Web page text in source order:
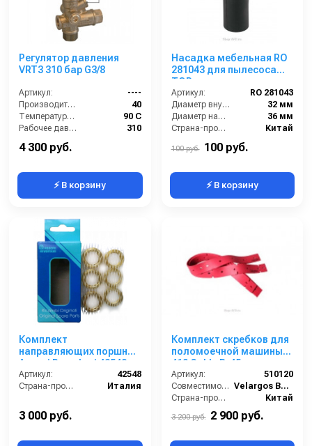
Регулятор давления
VRT3 310 бар G3/8
Артикул:
----
Производительность (л/мин):
40
Температура (°C):
90 С
Рабочее давление (бар):
310
4 300 руб.
⚡ В корзину
Насадка мебельная RO
281043 для пылесоса
TOR
Артикул:
RO 281043
Диаметр внутренний:
32 мм
Диаметр наружный:
36 мм
Страна-производитель:
Китай
100 руб. 100 руб.
⚡ В корзину
Комплект
направляющих поршня
Annovi Reverberi 42548
Артикул:
42548
Страна-производитель:
Италия
3 000 руб.
Комплект скребков для
поломоечной машины
410 Cable B-45
Артикул:
510120
Совместимость:
Velargos B45.
Страна-производитель:
Китай
3 200 руб. 2 900 руб.